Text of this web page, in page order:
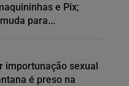
e Pix;
para...
importunação sexual
é preso na